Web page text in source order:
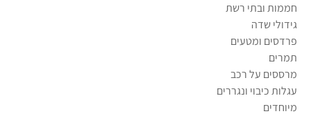
חממות ובתי רשת
גידולי שדה
פרדסים ומטעים
תמרים
מרססים על רכב
עגלות כיבוי ונגררים
מיוחדים